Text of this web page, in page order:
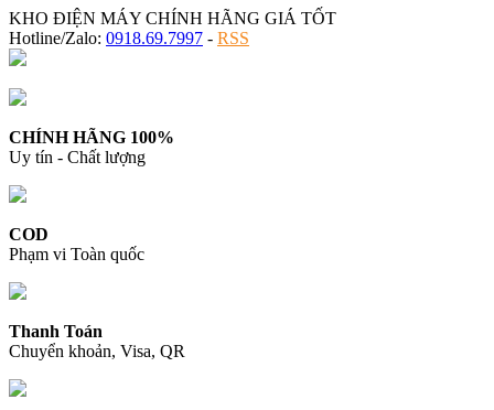
KHO ĐIỆN MÁY CHÍNH HÃNG GIÁ TỐT
Hotline/Zalo: 0918.69.7997 - RSS
CHÍNH HÃNG 100%
Uy tín - Chất lượng
COD
Phạm vi Toàn quốc
Thanh Toán
Chuyển khoản, Visa, QR